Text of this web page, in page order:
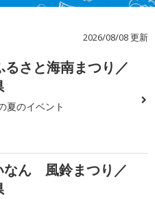
2026/08/08 更新
るさと海南まつり／
夏のイベント
なん 風鈴まつり／